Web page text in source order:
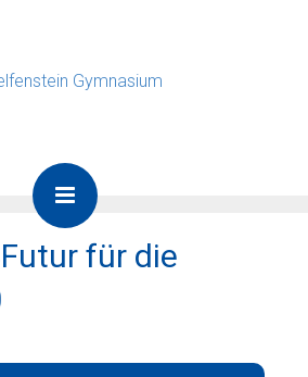
für die